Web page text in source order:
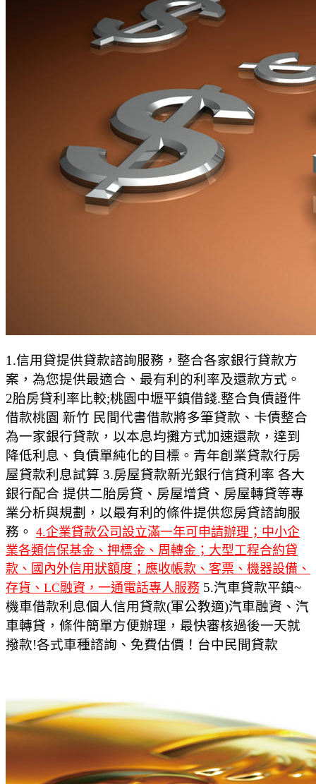
1.信用貸提供貸款諮詢服務，整合各家銀行貸款方
案，為您提供最適合、最有利的利率及還款方式。
2胎房貸利率比較;桃園中壢平鎮借錢.整合負債證件
借款桃園 新竹 民間代書借款將多筆貸款、卡債整合
為一家銀行貸款，以本息均攤方式加速還款，達到
降低利息、負債單純化的目標。青年創業貸款行房
屋貸款利息試算 3.房屋貸款新光銀行信貸利率 各大
銀行配合 提供二胎房貸、房屋增貸、房屋轉貸等專
業分析與規劃，以最有利的條件提供您房貸諮詢服
務。 4.企業貸款公司設立滿一年可申請辦理；中小企
業各類信保基金、押標金、周轉金；大型工程合約貸
款、國內外信用狀額度；應收帳款、客票、機器設備、
存貨、LC融資，一通電話專人服務 5.汽車貸款平鎮~
機車借款利息個人信用貸款(軍公教適)汽車融資、汽
車轉貸，條件簡單方便辦理，最快審核過後一天就
撥款!各式車種諮詢、免費估價！台中民間貸款